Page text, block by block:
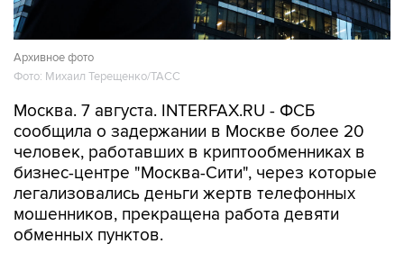
Архивное фото
Фото: Михаил Терещенко/ТАСС
Москва. 7 августа. INTERFAX.RU - ФСБ
сообщила о задержании в Москве более 20
человек, работавших в криптообменниках в
бизнес-центре "Москва-Сити", через которые
легализовались деньги жертв телефонных
мошенников, прекращена работа девяти
обменных пунктов.